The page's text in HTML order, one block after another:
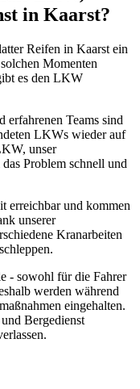
in Kaarst?
Reifen in Kaarst ein
Momenten
es den LKW
erfahrenen Teams sind
LKWs wieder auf
unser
Problem schnell und
erreichbar und kommen
unserer
Kranarbeiten
- sowohl für die Fahrer
werden während
eingehalten.
Bergedienst